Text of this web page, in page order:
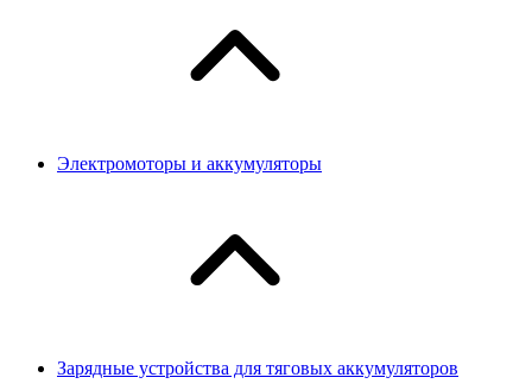
Электромоторы и аккумуляторы
Зарядные устройства для тяговых аккумуляторов